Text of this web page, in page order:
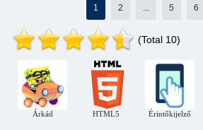
1 2 5 6
(Total 10)
Árkád HTML5 Érintőkijelző